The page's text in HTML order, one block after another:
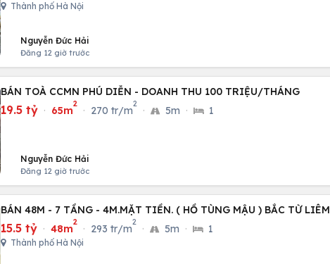
Thành phố Hà Nội
Nguyễn Đức Hải
Đăng 12 giờ trước
BÁN TOÀ CCMN PHÚ DIỄN - DOANH THU 100 TRIỆU/THÁNG
19.5 tỷ · 65m
2
· 270 tr/m
2
· 5m · 1
Nguyễn Đức Hải
Đăng 12 giờ trước
BÁN 48M - 7 TẦNG - 4M.MẶT TIỀN. ( HỒ TÙNG MẬU ) BẮC TỪ LIÊM
15.5 tỷ · 48m
2
· 293 tr/m
2
· 5m · 1
Thành phố Hà Nội